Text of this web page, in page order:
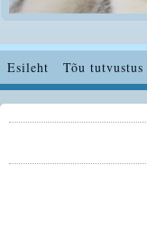
Esileht Tõu tutvustus